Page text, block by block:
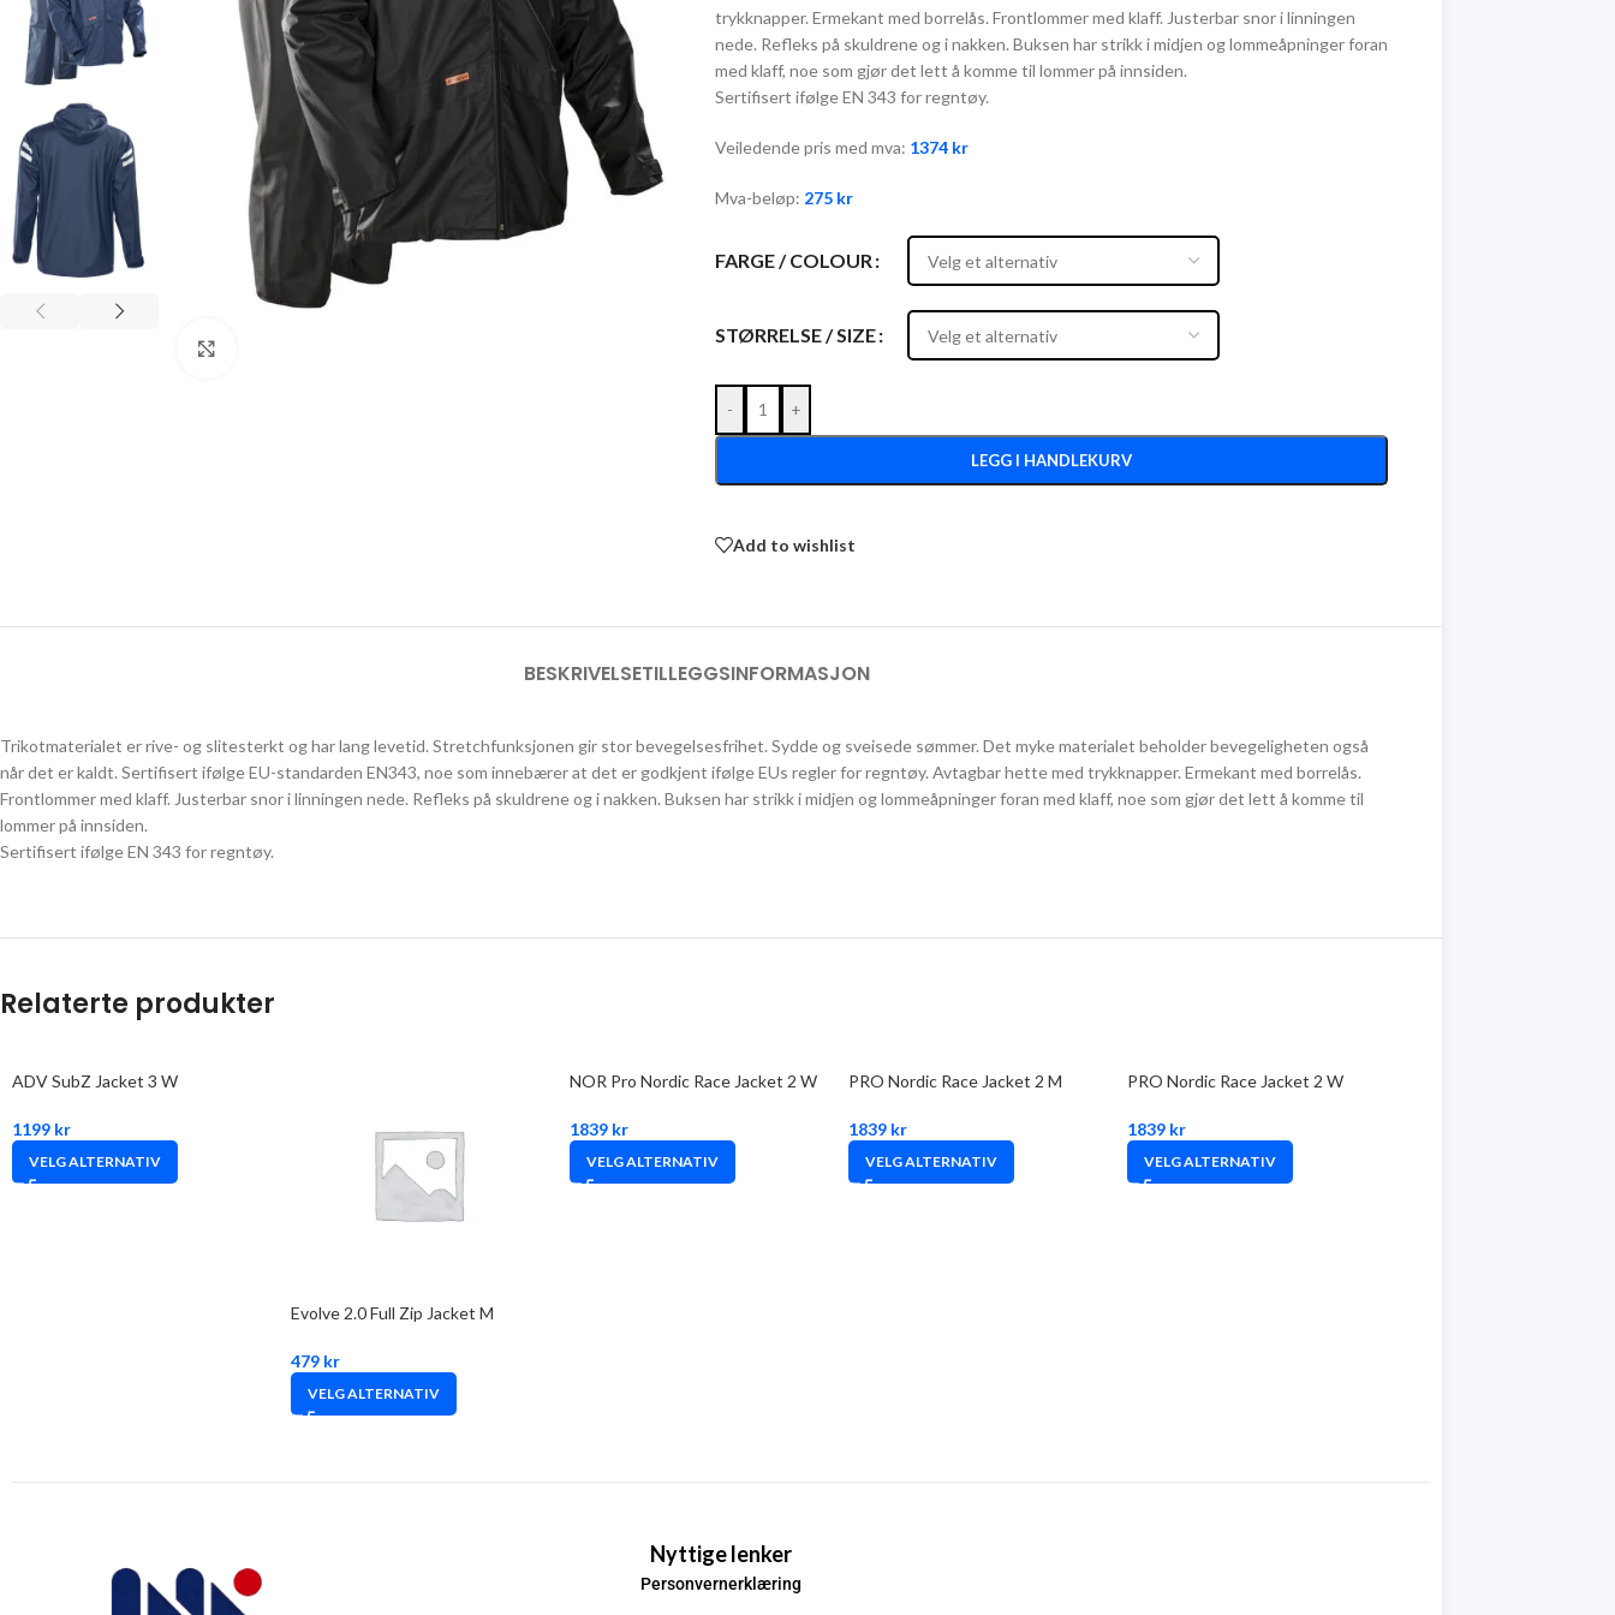
trykknapper. Ermekant med borrelås. Frontlommer med klaff. Justerbar snor i linningen
nede. Refleks på skuldrene og i nakken. Buksen har strikk i midjen og lommeåpninger foran
med klaff, noe som gjør det lett å komme til lommer på innsiden.
Sertifisert ifølge EN 343 for regntøy.
Veiledende pris med mva: 1374 kr
Mva-beløp: 275 kr
FARGE / COLOUR
STØRRELSE / SIZE
- +
LEGG I HANDLEKURV
Add to wishlist
BESKRIVELSETILLEGGSINFORMASJON
Trikotmaterialet er rive- og slitesterkt og har lang levetid. Stretchfunksjonen gir stor bevegelsesfrihet. Sydde og sveisede sømmer. Det myke materialet beholder bevegeligheten også
når det er kaldt. Sertifisert ifølge EU-standarden EN343, noe som innebærer at det er godkjent ifølge EUs regler for regntøy. Avtagbar hette med trykknapper. Ermekant med borrelås.
Frontlommer med klaff. Justerbar snor i linningen nede. Refleks på skuldrene og i nakken. Buksen har strikk i midjen og lommeåpninger foran med klaff, noe som gjør det lett å komme til
lommer på innsiden.
Sertifisert ifølge EN 343 for regntøy.
Relaterte produkter
ADV SubZ Jacket 3 W
1199 kr
VELG ALTERNATIV
Evolve 2.0 Full Zip Jacket M
479 kr
VELG ALTERNATIV
NOR Pro Nordic Race Jacket 2 W
1839 kr
VELG ALTERNATIV
PRO Nordic Race Jacket 2 M
1839 kr
VELG ALTERNATIV
PRO Nordic Race Jacket 2 W
1839 kr
VELG ALTERNATIV
Nyttige lenker
Personvernerklæring